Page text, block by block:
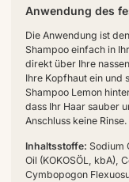
Anwendung des
Die Anwendung ist
Shampoo einfach in
direkt über Ihre
Ihre Kopfhaut ein und
Shampoo Lemon
dass Ihr Haar sauber
Anschluss keine Rinse.
Inhaltsstoffe: Sodium
Oil (KOKOSÖL, kbA),
Cymbopogon